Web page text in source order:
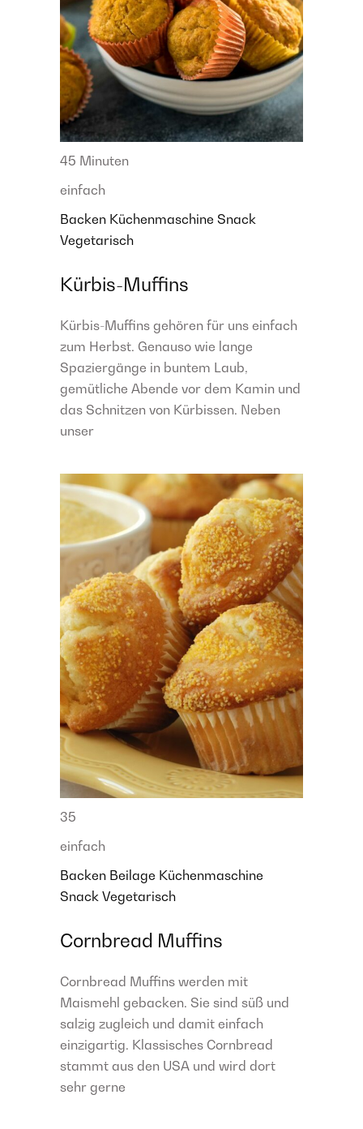
45 Minuten
einfach
Backen Küchenmaschine Snack
Vegetarisch
Kürbis-Muffins
Kürbis-Muffins gehören für uns einfach
zum Herbst. Genauso wie lange
Spaziergänge in buntem Laub,
gemütliche Abende vor dem Kamin und
das Schnitzen von Kürbissen. Neben
unser
35
einfach
Backen Beilage Küchenmaschine
Snack Vegetarisch
Cornbread Muffins
Cornbread Muffins werden mit
Maismehl gebacken. Sie sind süß und
salzig zugleich und damit einfach
einzigartig. Klassisches Cornbread
stammt aus den USA und wird dort
sehr gerne